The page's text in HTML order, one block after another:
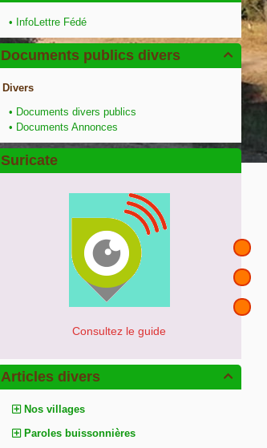
• InfoLettre Fédé

Documents publics divers
Divers
• Documents divers publics
• Documents Annonces
Suricate
Consultez le guide

Articles divers
Nos villages
Paroles buissonnières